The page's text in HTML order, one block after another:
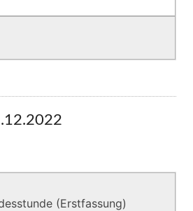
(Erstfassung)